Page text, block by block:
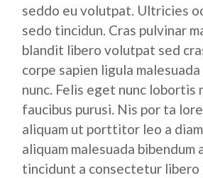
seddo eu volutpat. Ultricies
sedo tincidun. Cras pulvinar
blandit libero volutpat sed
corpe sapien ligula
nunc. Felis eget nunc lobortis
faucibus purusi. Nis por ta
aliquam ut porttitor leo a
aliquam malesuada bibendum
tincidunt a consectetur libero